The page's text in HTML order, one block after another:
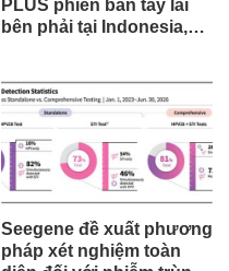
PLUS phiên bản tay lái
bên phải tại Indonesia,
toàn cầu
Seegene đề xuất phương
pháp xét nghiệm toàn